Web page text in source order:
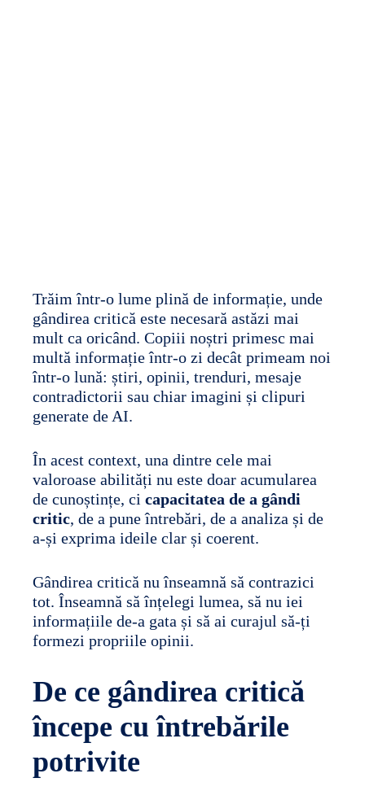
Trăim într-o lume plină de informație, unde
gândirea critică este necesară astăzi mai
mult ca oricând. Copiii noștri primesc mai
multă informație într-o zi decât primeam noi
într-o lună: știri, opinii, trenduri, mesaje
contradictorii sau chiar imagini și clipuri
generate de AI.
În acest context, una dintre cele mai
valoroase abilități nu este doar acumularea
de cunoștințe, ci capacitatea de a gândi
critic, de a pune întrebări, de a analiza și de
a-și exprima ideile clar și coerent.
Gândirea critică nu înseamnă să contrazici
tot. Înseamnă să înțelegi lumea, să nu iei
informațiile de-a gata și să ai curajul să-ți
formezi propriile opinii.
De ce gândirea critică
începe cu întrebările
potrivite